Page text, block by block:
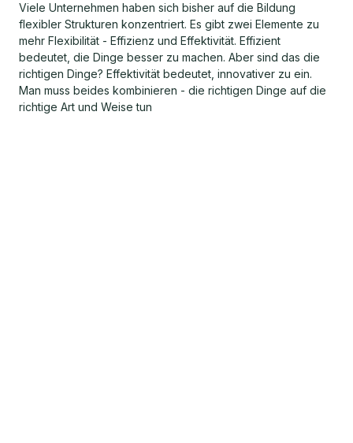
Viele Unternehmen haben sich bisher auf die Bildung
flexibler Strukturen konzentriert. Es gibt zwei Elemente zu
mehr Flexibilität - Effizienz und Effektivität. Effizient
bedeutet, die Dinge besser zu machen. Aber sind das die
richtigen Dinge? Effektivität bedeutet, innovativer zu ein.
Man muss beides kombinieren - die richtigen Dinge auf die
richtige Art und Weise tun